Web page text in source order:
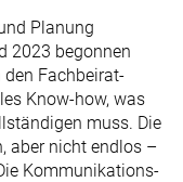
Planung
2023 begonnen
den Fachbeirat-
Know-how, was
muss. Die
aber nicht endlos –
Kommunikations-